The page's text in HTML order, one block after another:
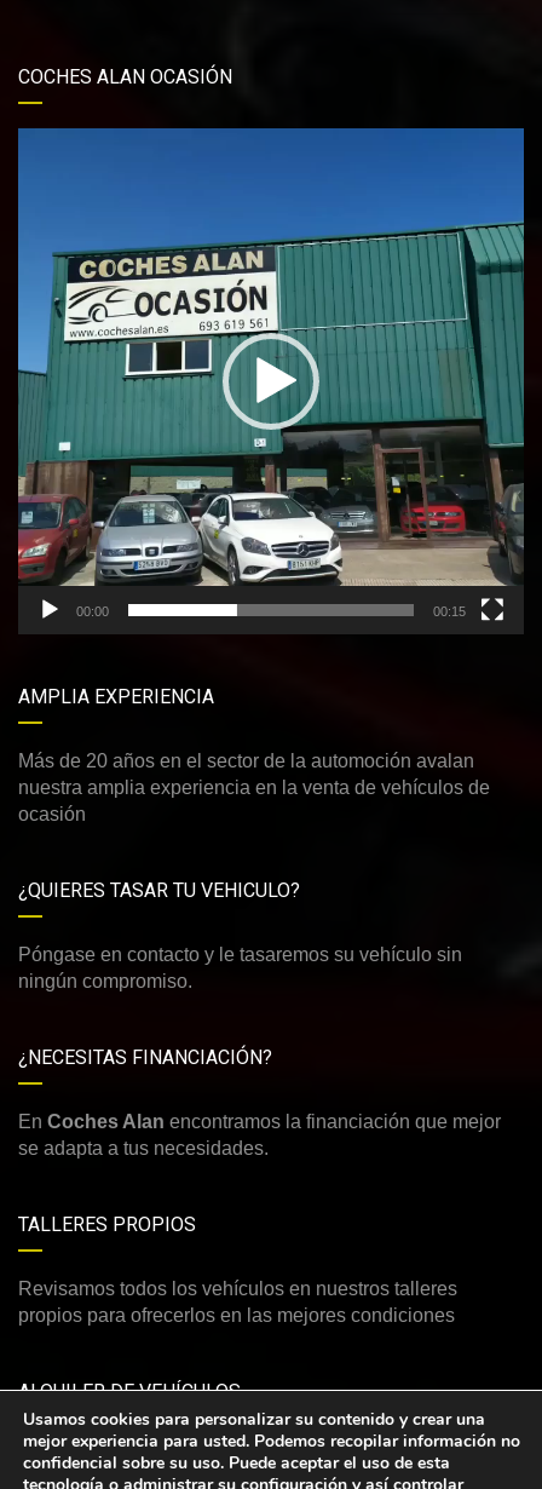
COCHES ALAN OCASIÓN
00:00 00:15
AMPLIA EXPERIENCIA
Más de 20 años en el sector de la automoción avalan
nuestra amplia experiencia en la venta de vehículos de
ocasión
¿QUIERES TASAR TU VEHICULO?
Póngase en contacto y le tasaremos su vehículo sin
ningún compromiso.
¿NECESITAS FINANCIACIÓN?
En Coches Alan encontramos la financiación que mejor
se adapta a tus necesidades.
TALLERES PROPIOS
Revisamos todos los vehículos en nuestros talleres
propios para ofrecerlos en las mejores condiciones
ALQUILER DE VEHÍCULOS
Consulte nuestra amplia y variada oferta de vehículos de
alquiler
Usamos cookies para personalizar su contenido y crear una
mejor experiencia para usted. Podemos recopilar información no
confidencial sobre su uso. Puede aceptar el uso de esta